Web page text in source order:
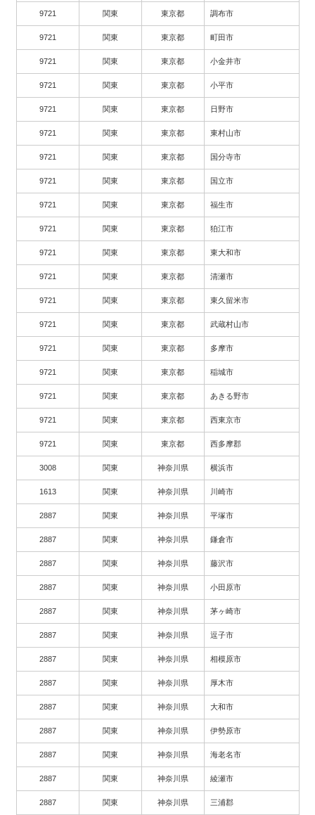
9721 関東 東京都 調布市
9721 関東 東京都 町田市
9721 関東 東京都 小金井市
9721 関東 東京都 小平市
9721 関東 東京都 日野市
9721 関東 東京都 東村山市
9721 関東 東京都 国分寺市
9721 関東 東京都 国立市
9721 関東 東京都 福生市
9721 関東 東京都 狛江市
9721 関東 東京都 東大和市
9721 関東 東京都 清瀬市
9721 関東 東京都 東久留米市
9721 関東 東京都 武蔵村山市
9721 関東 東京都 多摩市
9721 関東 東京都 稲城市
9721 関東 東京都 あきる野市
9721 関東 東京都 西東京市
9721 関東 東京都 西多摩郡
3008 関東 神奈川県 横浜市
1613 関東 神奈川県 川崎市
2887 関東 神奈川県 平塚市
2887 関東 神奈川県 鎌倉市
2887 関東 神奈川県 藤沢市
2887 関東 神奈川県 小田原市
2887 関東 神奈川県 茅ヶ崎市
2887 関東 神奈川県 逗子市
2887 関東 神奈川県 相模原市
2887 関東 神奈川県 厚木市
2887 関東 神奈川県 大和市
2887 関東 神奈川県 伊勢原市
2887 関東 神奈川県 海老名市
2887 関東 神奈川県 綾瀬市
2887 関東 神奈川県 三浦郡